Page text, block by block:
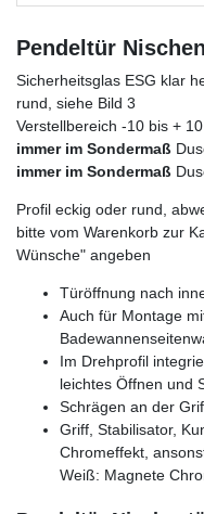
Pendeltür
Sicherheitsglas ESG klar
rund, siehe Bild 3
Verstellbereich -10 bis +
immer im Sondermaß
immer im Sondermaß
Profil eckig oder rund,
bitte vom Warenkorb zur
Wünsche" angeben
Türöffnung nach
Auch für Montage
Im Drehprofil
leichtes Öffnen und
Schrägen an der
Griff, Stabilisator,
Chromeffekt,
Weiß: Magnete